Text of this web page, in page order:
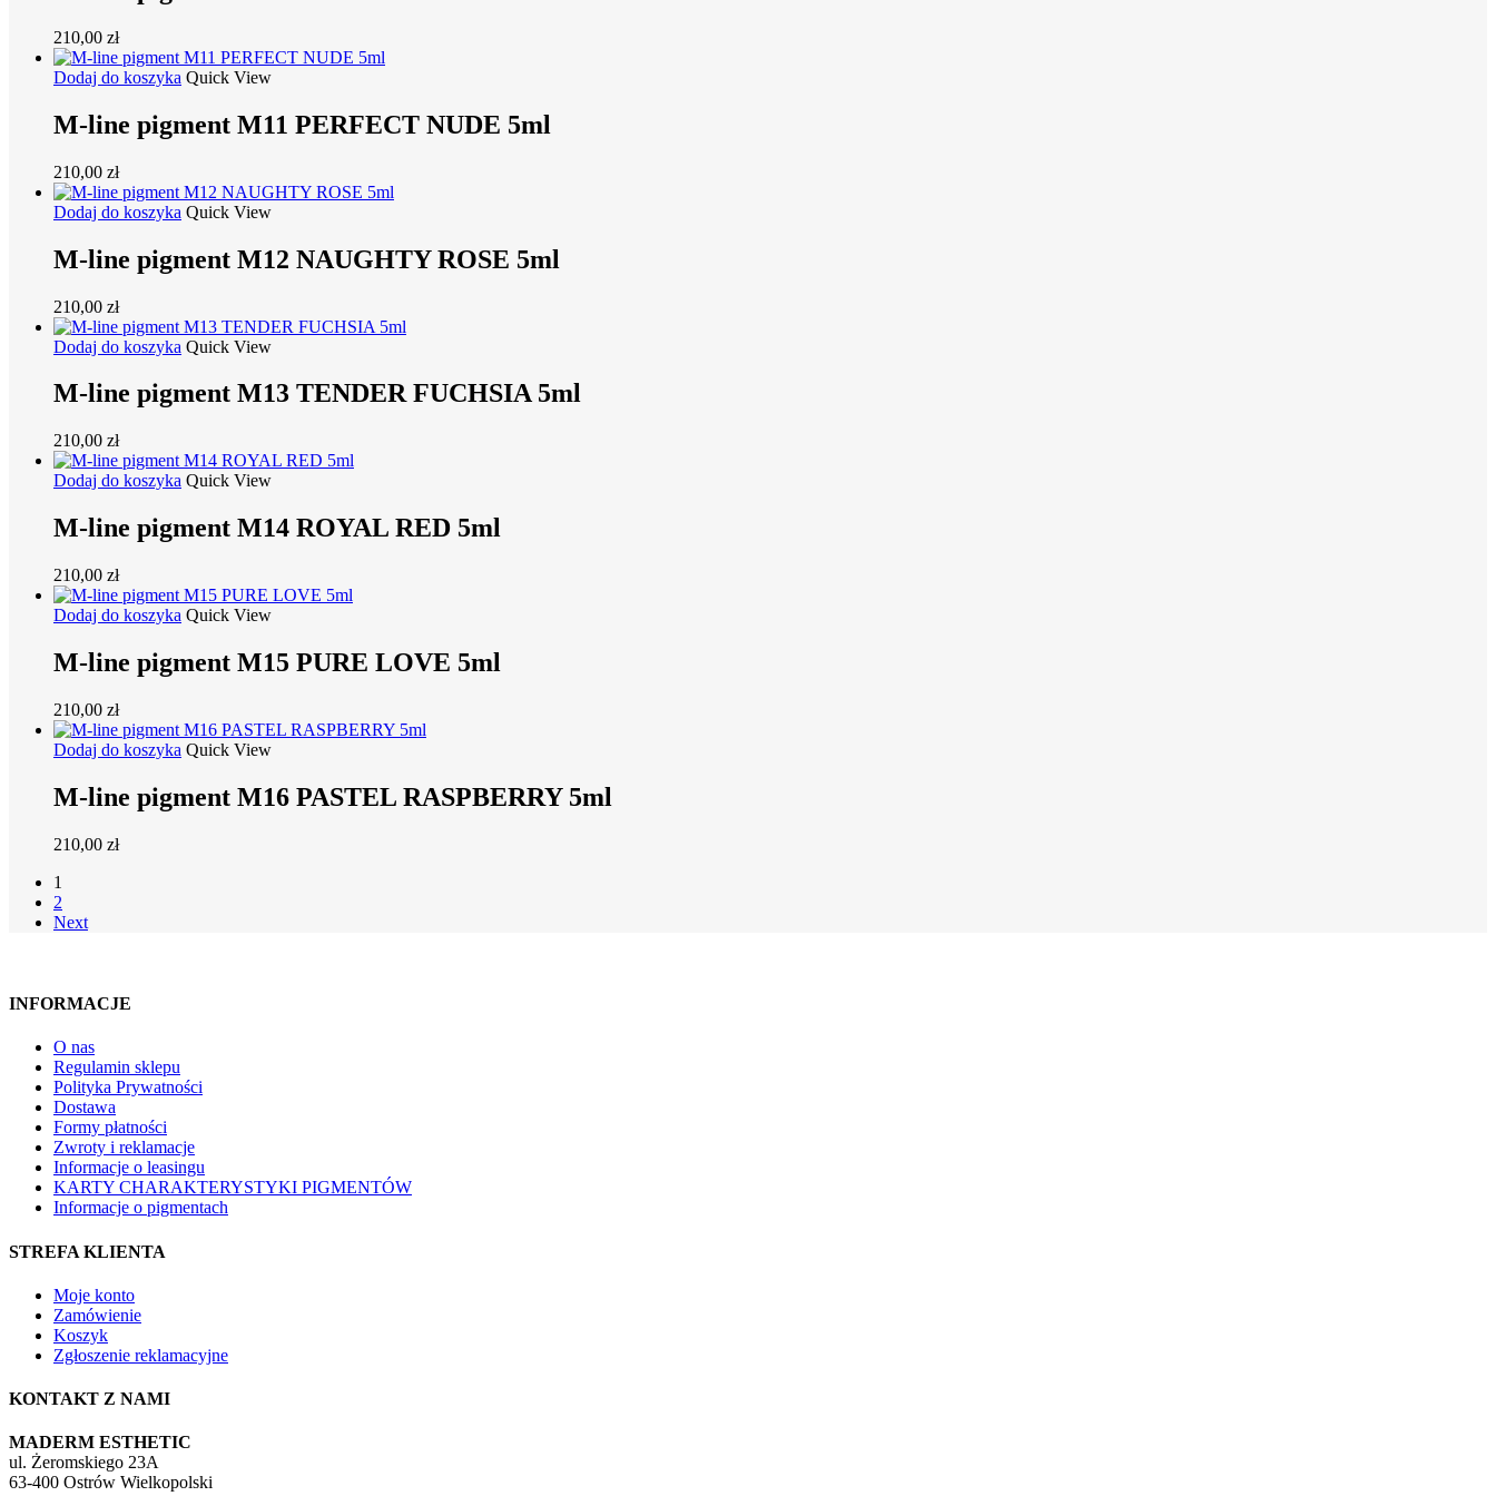
210,00 zł
Dodaj do koszyka Quick View
M-line pigment M11 PERFECT NUDE 5ml
210,00 zł
Dodaj do koszyka Quick View
M-line pigment M12 NAUGHTY ROSE 5ml
210,00 zł
Dodaj do koszyka Quick View
M-line pigment M13 TENDER FUCHSIA 5ml
210,00 zł
Dodaj do koszyka Quick View
M-line pigment M14 ROYAL RED 5ml
210,00 zł
Dodaj do koszyka Quick View
M-line pigment M15 PURE LOVE 5ml
210,00 zł
Dodaj do koszyka Quick View
M-line pigment M16 PASTEL RASPBERRY 5ml
210,00 zł
1
2
Next
INFORMACJE
O nas
Regulamin sklepu
Polityka Prywatności
Dostawa
Formy płatności
Zwroty i reklamacje
Informacje o leasingu
KARTY CHARAKTERYSTYKI PIGMENTÓW
Informacje o pigmentach
STREFA KLIENTA
Moje konto
Zamówienie
Koszyk
Zgłoszenie reklamacyjne
KONTAKT Z NAMI
MADERM ESTHETIC
ul. Żeromskiego 23A
63-400 Ostrów Wielkopolski